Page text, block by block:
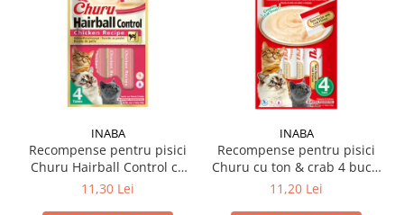
INABA
Recompense pentru pisici
Churu Hairball Control cu
pui 4 buc x 14 gr
11,30 Lei
INABA
Recompense pentru pisici
Churu cu ton & crab 4 buc x
14 gr
11,20 Lei